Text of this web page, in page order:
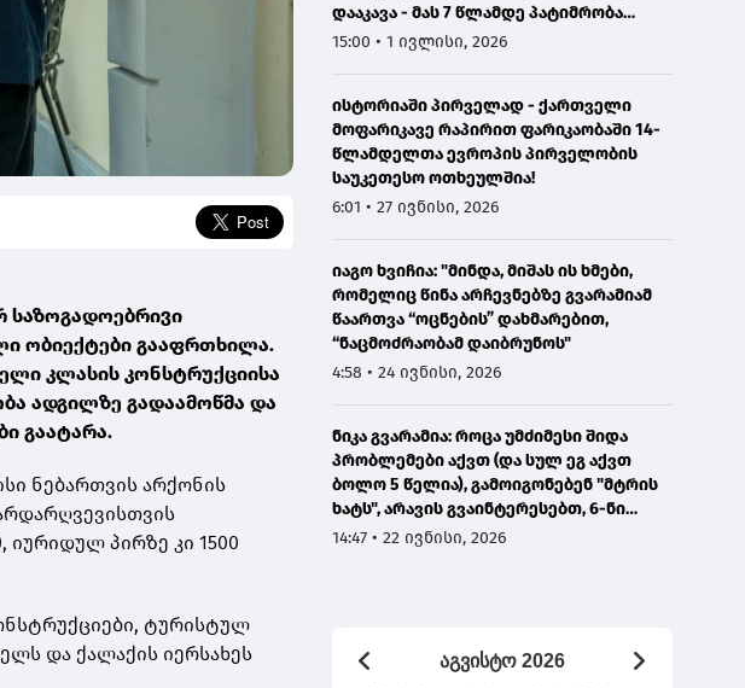
საზოგადოებრივი
ობიექტები გააფრთხილა.
კლასის კონსტრუქციისა
ადგილზე გადაამოწმა და
გაატარა.
ნებართვის არქონის
იურიდულ პირზე კი 1500
ტურისტულ
და ქალაქის იერსახეს
დააკავა - მას 7 წლამდე პატიმრობა
ემუქრება
15:00 • 1 ივლისი, 2026
ისტორიაში პირველად - ქართველი
მოფარიკავე რაპირით ფარიკაობაში 14-
წლამდელთა ევროპის პირველობის
საუკეთესო ოთხეულშია!
6:01 • 27 ივნისი, 2026
იაგო ხვიჩია: "მინდა, მიშას ის ხმები,
რომელიც წინა არჩევნებზე გვარამიამ
წაართვა “ოცნების” დახმარებით,
“ნაცმოძრაობამ დაიბრუნოს"
4:58 • 24 ივნისი, 2026
ნიკა გვარამია: როცა უმძიმესი შიდა
პრობლემები აქვთ (და სულ ეგ აქვთ
ბოლო 5 წელია), გამოიგონებენ "მტრის
ხატს", არავის გვაინტერესებთ, 6-ნი
ხართ და 7 დაჯგუფება გაქვთ -
14:47 • 22 ივნისი, 2026
აგვისტო 2026